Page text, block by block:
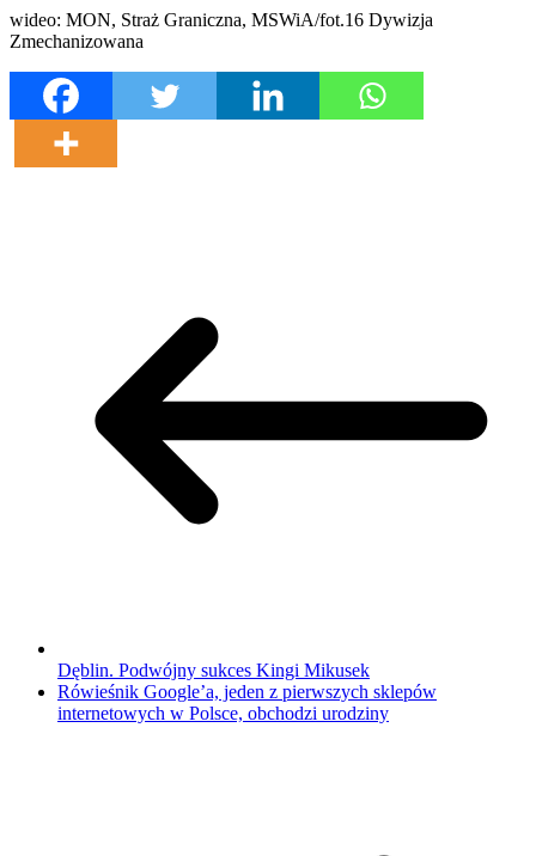
wideo: MON, Straż Graniczna, MSWiA/fot.16 Dywizja
Zmechanizowana
Dęblin. Podwójny sukces Kingi Mikusek
Rówieśnik Google’a, jeden z pierwszych sklepów
internetowych w Polsce, obchodzi urodziny